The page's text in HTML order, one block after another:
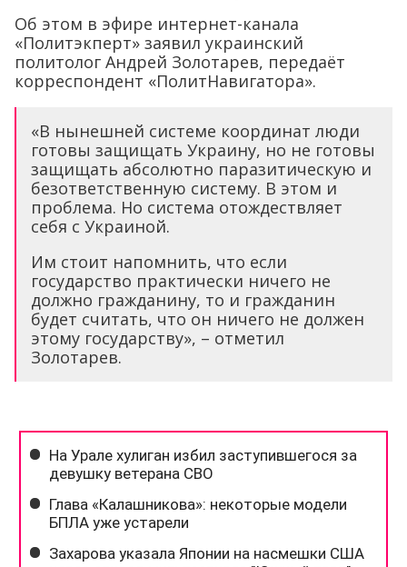
Об этом в эфире интернет-канала
«Политэкперт» заявил украинский
политолог Андрей Золотарев, передаёт
корреспондент «ПолитНавигатора».
«В нынешней системе координат люди
готовы защищать Украину, но не готовы
защищать абсолютно паразитическую и
безответственную систему. В этом и
проблема. Но система отождествляет
себя с Украиной.
Им стоит напомнить, что если
государство практически ничего не
должно гражданину, то и гражданин
будет считать, что он ничего не должен
этому государству», – отметил
Золотарев.